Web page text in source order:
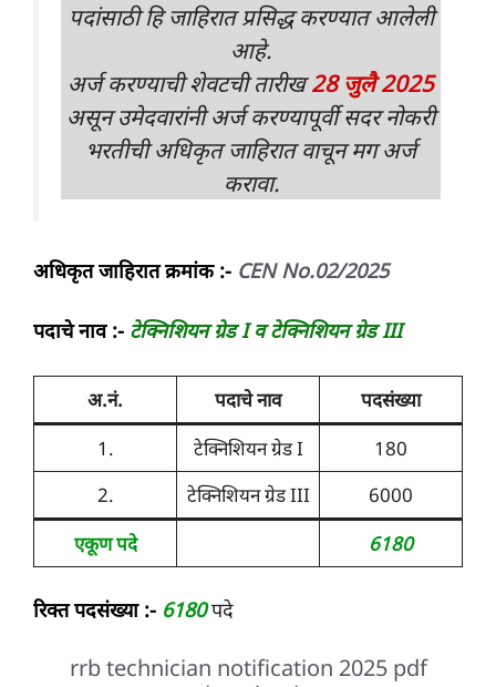
पदांसाठी हि जाहिरात प्रसिद्ध करण्यात आलेली
आहे.
अर्ज करण्याची शेवटची तारीख 28 जुलै 2025
असून उमेदवारांनी अर्ज करण्यापूर्वी सदर नोकरी
भरतीची अधिकृत जाहिरात वाचून मग अर्ज
करावा.
अधिकृत जाहिरात क्रमांक :- CEN No.02/2025
पदाचे नाव :- टेक्निशियन ग्रेड I व टेक्निशियन ग्रेड III
अ.नं. पदाचे नाव
पदसंख्या
1.
टेक्निशियन ग्रेड I
180
2.
टेक्निशियन ग्रेड III
6000
एकूण पदे
6180
रिक्त पदसंख्या :- 6180पदे
rrb technician notification 2025 pdf